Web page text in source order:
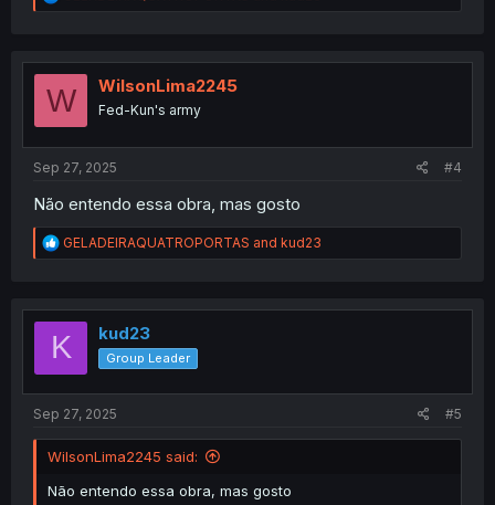
e
t
o
W WilsonLima2245
Fed-Kun's army
Sep 27, 2025 #4
Não entendo essa obra, mas gosto
R
e
t
o
GELADEIRAQUATROPORTAS and kud23
K kud23
Group Leader
Sep 27, 2025 #5
WilsonLima2245 said:
Não entendo essa obra, mas gosto